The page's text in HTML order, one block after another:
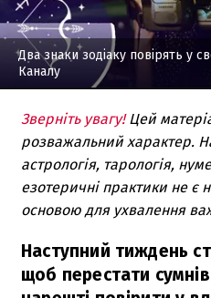
Два знаки зодіаку повірять у
Каналу
Зверніть увагу! Цей
розважальний характер.
астрологія, тарологія,
езотеричні практики не є
основою для ухвалення
Наступний тиждень
щоб перестати